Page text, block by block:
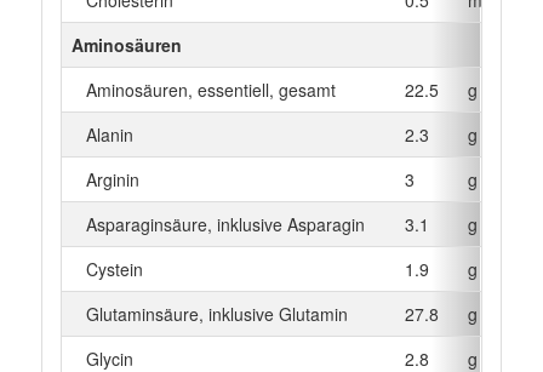
Aminosäuren
Aminosäuren, essentiell, gesamt
22.5
g
Alanin
2.3
g
Arginin
3
g
Asparaginsäure, inklusive Asparagin
3.1
g
Cystein
1.9
g
Glutaminsäure, inklusive Glutamin
27.8
g
Glycin
2.8
g